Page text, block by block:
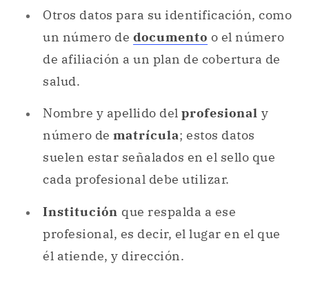
Otros datos para su identificación, como
un número de documento o el número
de afiliación a un plan de cobertura de
salud.
Nombre y apellido del profesional y
número de matrícula; estos datos
suelen estar señalados en el sello que
cada profesional debe utilizar.
Institución que respalda a ese
profesional, es decir, el lugar en el que
él atiende, y dirección.